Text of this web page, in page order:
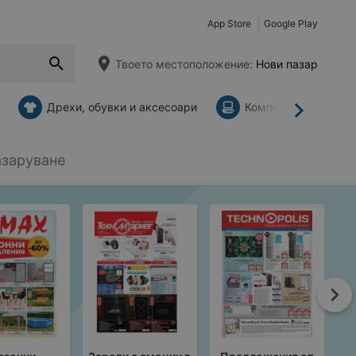
App Store Google Play
Твоето местоположение: Нови пазар
Напред
Дрехи, обувки и аксесоари Компютри и